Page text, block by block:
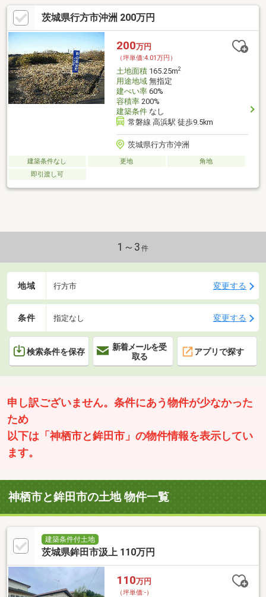
茨城県行方市沖洲 200万円
200万円
（坪単価:4.01万円）
土地面積165.25m2
用途地域無指定
建ぺい率60%
容積率200%
建築条件なし
常磐線 高浜駅 徒歩9.5km
茨城県行方市沖洲
建築条件なし 更地
角地
即引渡し可
1～3 件
地域 行方市 変更する
条件 指定なし 変更する
検索条件を保存
新着メールを受
取る
アプリで探す
申し訳ございません。条件にあう物件が少なかった
ため
以下は「神栖市と鉾田市」の物件情報を表示してい
ます。
神栖市と鉾田市の土地 物件一覧
建築条件付土地
茨城県鉾田市汲上 110万円
110万円
（坪単価:-）